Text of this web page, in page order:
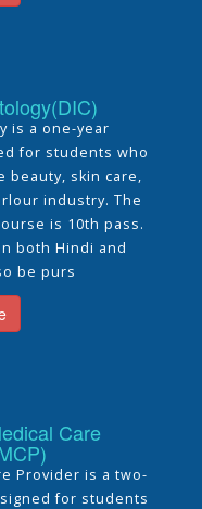
is a one-year
for students who
beauty, skin care,
industry. The
is 10th pass.
both Hindi and
be purs
Care
Provider is a two-
for students